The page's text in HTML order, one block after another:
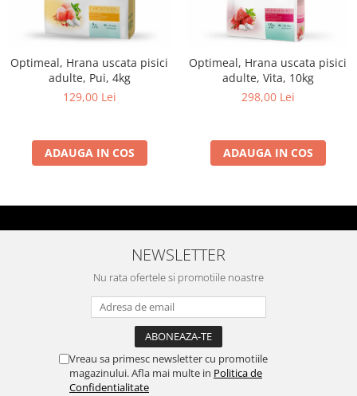
Optimeal, Hrana uscata pisici
adulte, Pui, 4kg
129,00 Lei
ADAUGA IN COS
Optimeal, Hrana uscata pisici
adulte, Vita, 10kg
298,00 Lei
ADAUGA IN COS
NEWSLETTER
Nu rata ofertele si promotiile noastre
Vreau sa primesc newsletter cu promotiile
magazinului. Afla mai multe in Politica de
Confidentialitate